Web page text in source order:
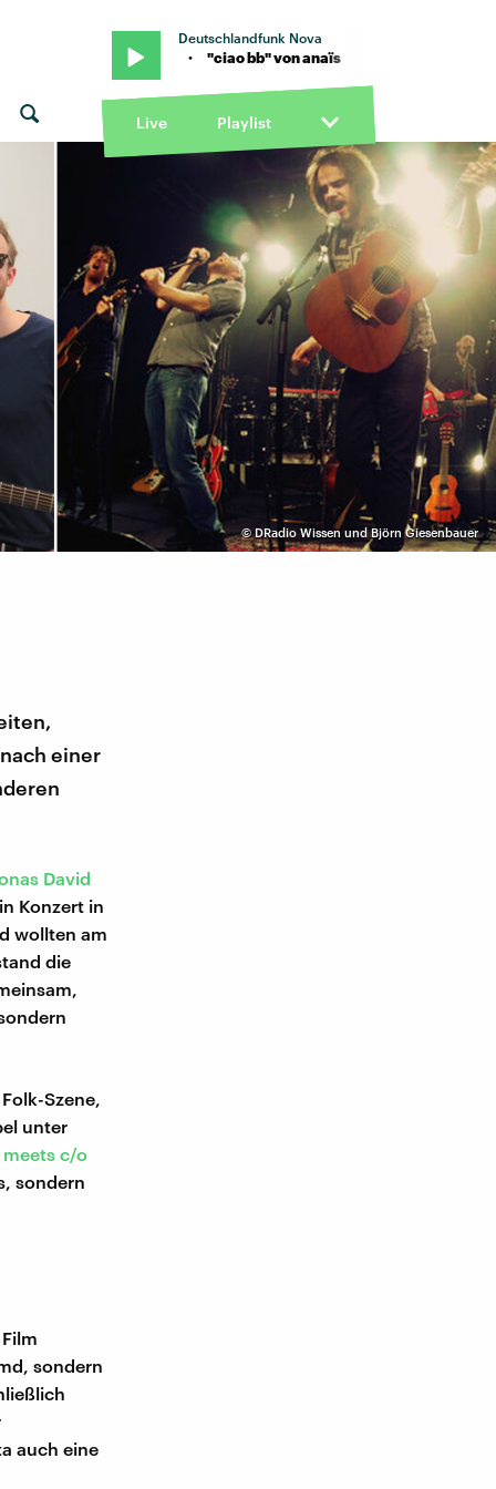
Deutschlandfunk Nova
von anaïs · "ciao bb" von anaïs
Live Playlist
©DRadio Wissen und Björn Giesenbauer
einer
David
Konzert in
wollten am
die
Szene,
unter
meets c/o
sondern
sondern
auch eine